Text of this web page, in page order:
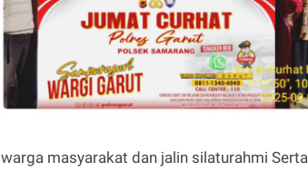
masyarakat dan jalin silaturahmi Serta